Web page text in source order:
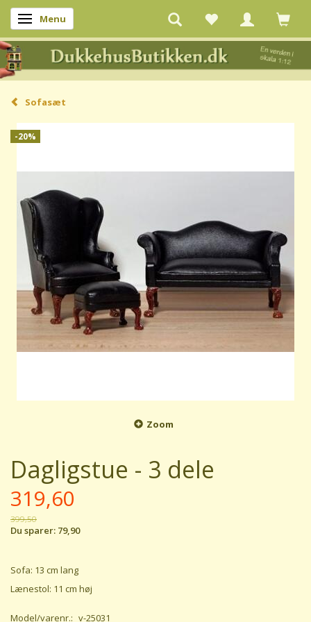
Skifte navigation
Menu
Sofasæt
-20%
Zoom
Dagligstue - 3 dele
319,60
399,50
Du sparer: 79,90
Sofa: 13 cm lang
Lænestol: 11 cm høj
Model/varenr.: v-25031